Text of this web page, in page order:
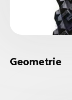
Geometrie